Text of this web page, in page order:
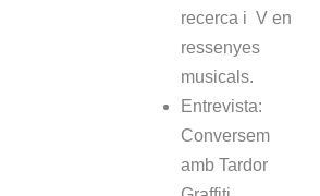
recerca i V en
ressenyes
musicals.
Entrevista:
Conversem
amb Tardor